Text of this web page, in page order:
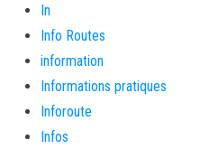
In
Info Routes
information
Informations pratiques
Inforoute
Infos